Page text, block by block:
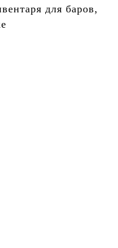
для баров,